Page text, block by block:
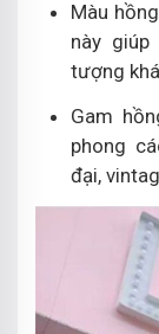
Màu
này
tượng
Gam
phong
đại,